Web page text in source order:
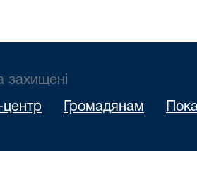
захищені
центр Громадянам